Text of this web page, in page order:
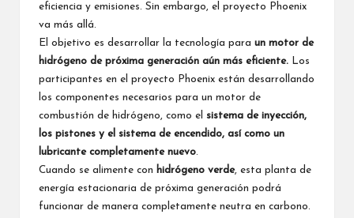
eficiencia y emisiones. Sin embargo, el proyecto Phoenix
va más allá.
El objetivo es desarrollar la tecnología para un motor de
hidrógeno de próxima generación aún más eficiente. Los
participantes en el proyecto Phoenix están desarrollando
los componentes necesarios para un motor de
combustión de hidrógeno, como el sistema de inyección,
los pistones y el sistema de encendido, así como un
lubricante completamente nuevo
Cuando se alimente con hidrógeno verde, esta planta de
energía estacionaria de próxima generación podrá
funcionar de manera completamente neutra en carbono.